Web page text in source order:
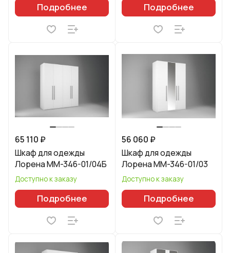
Подробнее Подробнее
65 110 ₽
Шкаф для одежды
Лорена ММ-346-01/04Б
Доступно к заказу
Подробнее
56 060 ₽
Шкаф для одежды
Лорена ММ-346-01/03
Доступно к заказу
Подробнее